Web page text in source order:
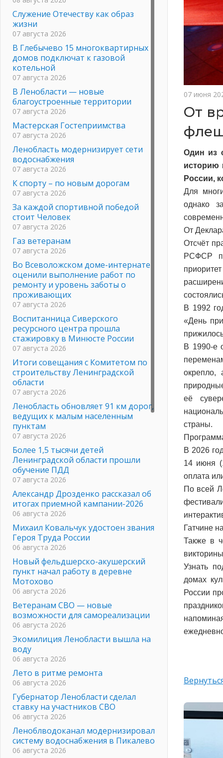
07 июня
От
Один из
историю
России,
Для
однако
От
Отсчёт
РСФСР
В 1992
«День
В 1990-е
окрепло,
её
страны.
В 2026
14 июня
оплата
По всей
Гатчине
Также в
Узнать
домах
России
Служение Отечеству как образ
жизни
07 августа 2026
В Глебычево 15 многоквартирных
домов подключат к газовой
котельной
07 августа 2026
В Ленобласти — новые
благоустроенные территории
07 августа 2026
Мастерская Гостеприимства
07 августа 2026
Ленобласть модернизирует сети
водоснабжения
07 августа 2026
К спорту – по новым дорогам
07 августа 2026
За каждой спортивной победой
стоит Человек
07 августа 2026
Газ ветеранам
07 августа 2026
Во Всеволожском доме-интернате
оценили выполнение работ по
ремонту и уровень заботы о
проживающих
07 августа 2026
Воспитанница Сиверского
ресурсного центра прошла
стажировку в Минюсте России
07 августа 2026
Итоги совещания с Комитетом по
строительству Ленинградской
области
07 августа 2026
Ленобласть обновляет 91 км дорог,
ведущих к малым населенным
пунктам
07 августа 2026
Более 1,5 тысячи детей
Ленинградской области прошли
обучение ПДД
07 августа 2026
Александр Дрозденко рассказал об
итогах приемной кампании-2026
06 августа 2026
Михаил Ковальчук удостоен звания
Героя Труда России
06 августа 2026
Новый фельдшерско-акушерский
пункт начал работу в деревне
Мотохово
06 августа 2026
Ветеранам СВО — новые
возможности для самореализации
06 августа 2026
Экомилиция Ленобласти вышла на
воду
06 августа 2026
Лето в ритме ремонта
06 августа 2026
Губернатор Ленобласти сделал
ставку на участников СВО
06 августа 2026
Леноблводоканал модернизировал
систему водоснабжения в Пикалево
06 августа 2026